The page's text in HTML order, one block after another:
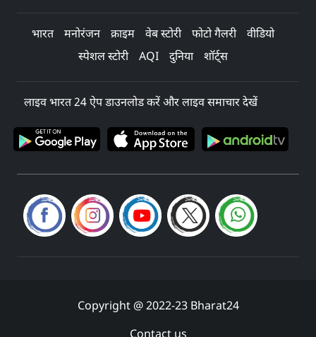
भारत मनोरंजन क्राइम वेब स्टोरी फोटो गैलरी
वीडियो
स्पेशल स्टोरी
AQI दुनिया शॉर्ट्स
लाइव भारत 24 ऐप डाउनलोड करें और लाइव समाचार देखें
Copyright @ 2022-23 Bharat24
Contact us